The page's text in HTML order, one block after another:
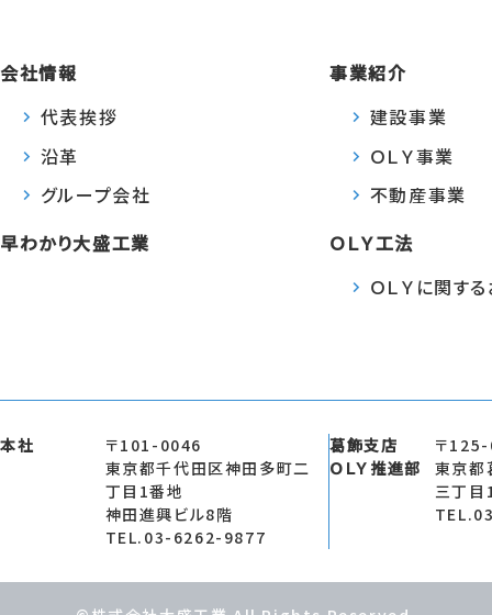
会社情報
代表挨拶
沿革
グループ会社
早わかり大盛工業
事業紹介
建設事業
ＯＬＹ事業
不動産事業
ＯＬＹ工法
ＯＬＹに関す
本社
〒101-0046
東京都千代田区神田多町二
丁目1番地
神田進興ビル8階
TEL.03-6262-9877
葛飾支店
ＯＬＹ推進部
〒
東京都
三丁